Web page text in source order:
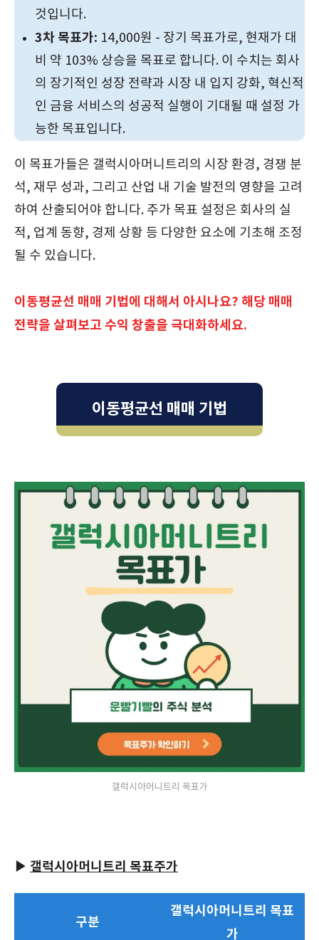
것입니다.
3차 목표가: 14,000원 - 장기 목표가로, 현재가 대
비 약 103% 상승을 목표로 합니다. 이 수치는 회사
의 장기적인 성장 전략과 시장 내 입지 강화, 혁신적
인 금융 서비스의 성공적 실행이 기대될 때 설정 가
능한 목표입니다.
이 목표가들은 갤럭시아머니트리의 시장 환경, 경쟁 분
석, 재무 성과, 그리고 산업 내 기술 발전의 영향을 고려
하여 산출되어야 합니다. 주가 목표 설정은 회사의 실
적, 업계 동향, 경제 상황 등 다양한 요소에 기초해 조정
될 수 있습니다.
이동평균선 매매 기법에 대해서 아시나요? 해당 매매
전략을 살펴보고 수익 창출을 극대화하세요.
이동평균선 매매 기법
갤럭시아머니트리 목표가
▶ 갤럭시아머니트리 목표주가
구분
갤럭시아머니트리 목표
가